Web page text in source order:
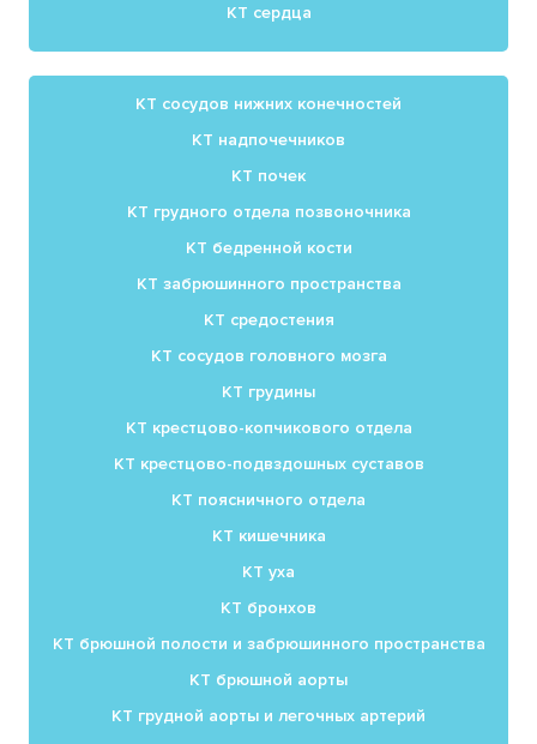
КТ сердца
КТ сосудов нижних конечностей
КТ надпочечников
КТ почек
КТ грудного отдела позвоночника
КТ бедренной кости
КТ забрюшинного пространства
КТ средостения
КТ сосудов головного мозга
КТ грудины
КТ крестцово-копчикового отдела
КТ крестцово-подвздошных суставов
КТ поясничного отдела
КТ кишечника
КТ уха
КТ бронхов
КТ брюшной полости и забрюшинного пространства
КТ брюшной аорты
КТ грудной аорты и легочных артерий